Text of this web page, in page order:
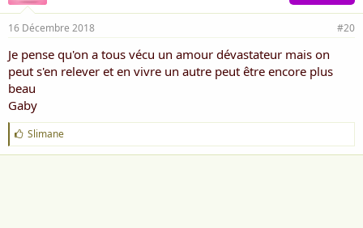
16 Décembre 2018 #20
Je pense qu'on a tous vécu un amour dévastateur mais on
peut s'en relever et en vivre un autre peut être encore plus
beau
Gaby
J
'
a
Slimane